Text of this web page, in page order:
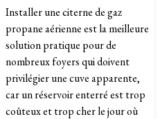
Installer une citerne de gaz
propane aérienne est la meilleure
solution pratique pour de
nombreux foyers qui doivent
privilégier une cuve apparente,
car un réservoir enterré est trop
coûteux et trop cher le jour où